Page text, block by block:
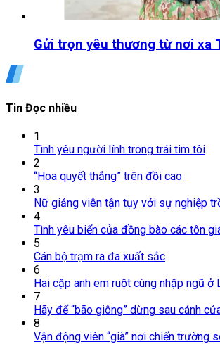
Gửi trọn yêu thương từ nơi xa
Tin Đọc nhiều
1
Tình yêu người lính trong trái tim tôi
2
“Hoa quyết thắng” trên đồi cao
3
Nữ giảng viên tận tụy với sự nghiệp
4
Tình yêu biển của đồng bào các tôn
5
Cán bộ trạm ra đa xuất sắc
6
Hai cặp anh em ruột cùng nhập ngũ ở
7
Hãy để “bão giông” dừng sau cánh
8
Vận động viên “già” nơi chiến trường